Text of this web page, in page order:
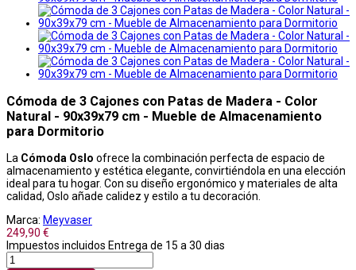
Cómoda de 3 Cajones con Patas de Madera - Color
Natural - 90x39x79 cm - Mueble de Almacenamiento
para Dormitorio
La Cómoda Oslo ofrece la combinación perfecta de espacio de
almacenamiento y estética elegante, convirtiéndola en una elección
ideal para tu hogar. Con su diseño ergonómico y materiales de alta
calidad, Oslo añade calidez y estilo a tu decoración.
Marca: Meyvaser
249,90 €
Impuestos incluidos Entrega de 15 a 30 dias